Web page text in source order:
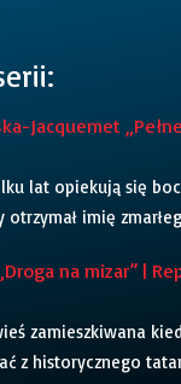
Jacquemet
lat opiekują się
imię
na mizar” |
zamieszkiwana
z historycznego